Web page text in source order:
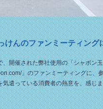
けんのファンミーティング
、開催された弊社使用の「シャボン
」のファンミーティングに、
気遣っている消費者の熱意を、感じ